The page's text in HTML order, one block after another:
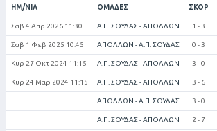
ΗΜ/ΝΊΑ ΟΜΆΔΕΣ ΣΚΟΡ
Σαβ 4 Απρ 2026 11:30 Α.Π. ΣΟΥΔΑΣ - ΑΠΟΛΛΩΝ 1 - 3
Σαβ 1 Φεβ 2025 10:45 ΑΠΟΛΛΩΝ - Α.Π. ΣΟΥΔΑΣ 0 - 3
Κυρ 27 Οκτ 2024 11:15 Α.Π. ΣΟΥΔΑΣ - ΑΠΟΛΛΩΝ 3 - 0
Κυρ 24 Μαρ 2024 11:15 Α.Π. ΣΟΥΔΑΣ - ΑΠΟΛΛΩΝ 3 - 6
ΑΠΟΛΛΩΝ - Α.Π. ΣΟΥΔΑΣ 3 - 0
Α.Π. ΣΟΥΔΑΣ - ΑΠΟΛΛΩΝ 2 - 7